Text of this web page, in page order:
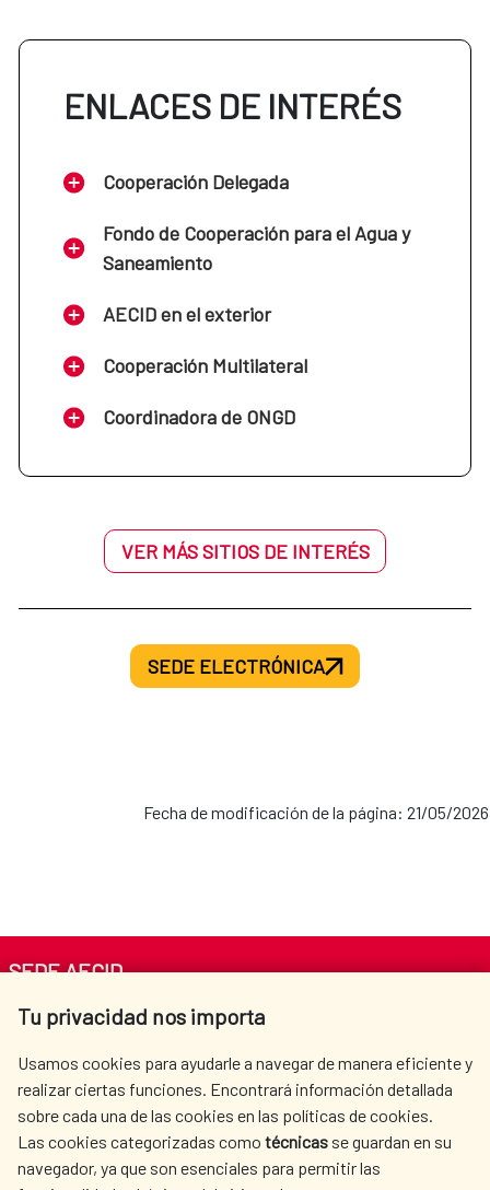
ENLACES DE INTERÉS
Cooperación Delegada
Fondo de Cooperación para el Agua y
Saneamiento
AECID en el exterior
Cooperación Multilateral
Coordinadora de ONGD
VER MÁS SITIOS DE INTERÉS
SEDE ELECTRÓNICA
Fecha de modificación de la página: 21/05/2026
Tu privacidad nos importa
Usamos cookies para ayudarle a navegar de manera eficiente y
realizar ciertas funciones. Encontrará información detallada
sobre cada una de las cookies en las políticas de cookies.
Las cookies categorizadas como técnicas se guardan en su
navegador, ya que son esenciales para permitir las
SEDE AECID
Av. Reyes Católicos 4 - 28040 Madrid
centro.informacion@aecid.es
LA AECID
DÓNDE COOPERAMOS
ACCIÓN HUMANITARIA
SALA DE PRENSA